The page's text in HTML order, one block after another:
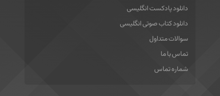
دانلود پادکست انگلیسی
دانلود کتاب صوتی انگلیسی
سوالات متداول
تماس با ما
شماره تماس